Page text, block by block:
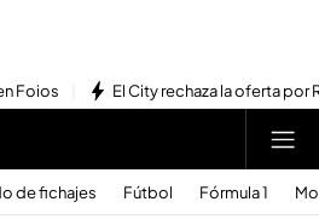
Foios El City rechaza la oferta por
de fichajes Fútbol Fórmula 1